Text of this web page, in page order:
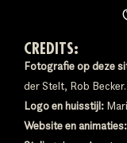
CREDITS:
Fotografie op deze
der Stelt, Rob Becker.
Logo en huisstijl:
Website en animaties: